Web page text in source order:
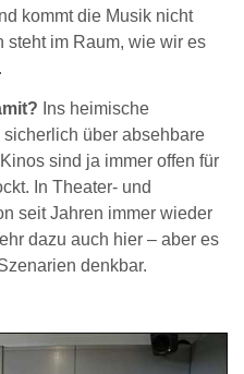
kommt die Musik nicht
steht im Raum, wie wir es
Ins heimische
über absehbare
sind ja immer offen für
In Theater- und
seit Jahren immer wieder
dazu auch hier – aber es
denkbar.